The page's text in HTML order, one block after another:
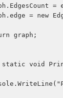
=
= new
graph;
void